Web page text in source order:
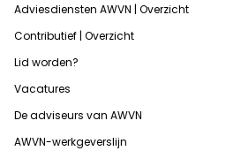
Adviesdiensten AWVN | Overzicht
Contributief | Overzicht
Lid worden?
Vacatures
De adviseurs van AWVN
AWVN-werkgeverslijn